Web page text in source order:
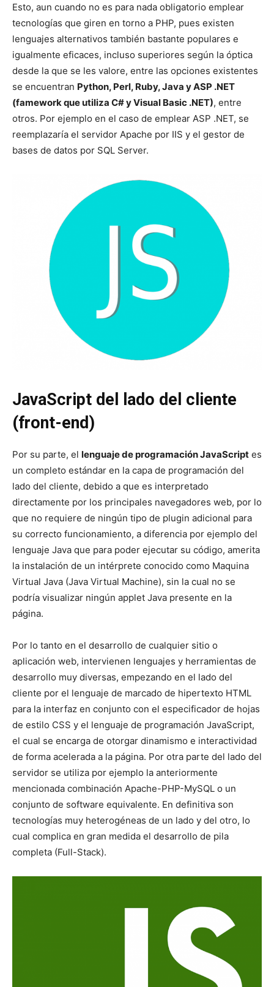
Esto, aun cuando no es para nada obligatorio emplear
tecnologías que giren en torno a PHP, pues existen
lenguajes alternativos también bastante populares e
igualmente eficaces, incluso superiores según la óptica
desde la que se les valore, entre las opciones existentes
se encuentran Python, Perl, Ruby, Java y ASP .NET
(famework que utiliza C# y Visual Basic .NET), entre
otros. Por ejemplo en el caso de emplear ASP .NET, se
reemplazaría el servidor Apache por IIS y el gestor de
bases de datos por SQL Server.
JavaScript del lado del cliente
(front-end)
Por su parte, el lenguaje de programación JavaScript es
un completo estándar en la capa de programación del
lado del cliente, debido a que es interpretado
directamente por los principales navegadores web, por lo
que no requiere de ningún tipo de plugin adicional para
su correcto funcionamiento, a diferencia por ejemplo del
lenguaje Java que para poder ejecutar su código, amerita
la instalación de un intérprete conocido como Maquina
Virtual Java (Java Virtual Machine), sin la cual no se
podría visualizar ningún applet Java presente en la
página.
Por lo tanto en el desarrollo de cualquier sitio o
aplicación web, intervienen lenguajes y herramientas de
desarrollo muy diversas, empezando en el lado del
cliente por el lenguaje de marcado de hipertexto HTML
para la interfaz en conjunto con el especificador de hojas
de estilo CSS y el lenguaje de programación JavaScript,
el cual se encarga de otorgar dinamismo e interactividad
de forma acelerada a la página. Por otra parte del lado del
servidor se utiliza por ejemplo la anteriormente
mencionada combinación Apache-PHP-MySQL o un
conjunto de software equivalente. En definitiva son
tecnologías muy heterogéneas de un lado y del otro, lo
cual complica en gran medida el desarrollo de pila
completa (Full-Stack).